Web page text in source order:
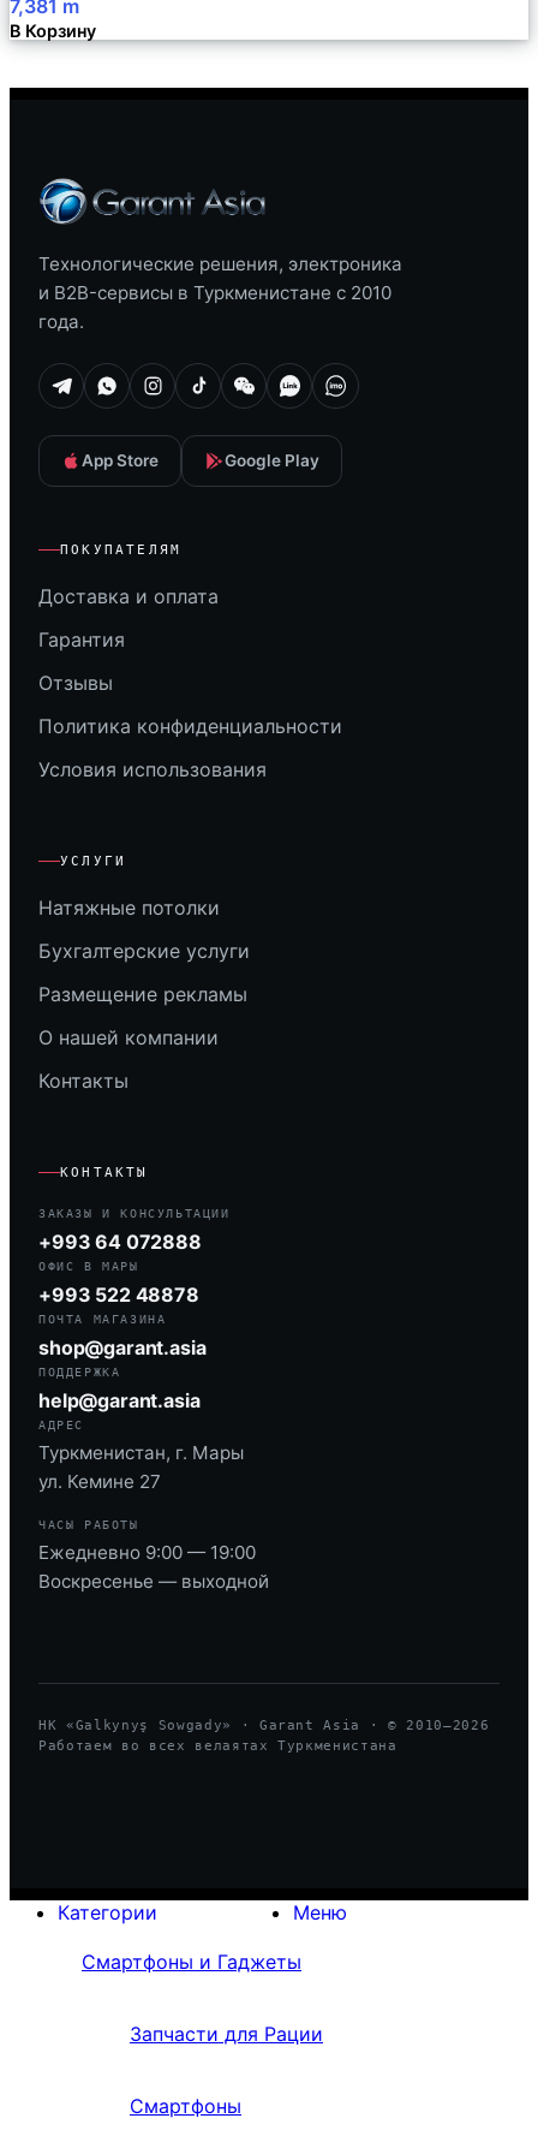
7,381 m
В Корзину
Технологические решения, электроника
и B2B-сервисы в Туркменистане с 2010
года.
App Store Google Play
ПОКУПАТЕЛЯМ
Доставка и оплата
Гарантия
Отзывы
Политика конфиденциальности
Условия использования
УСЛУГИ
Натяжные потолки
Бухгалтерские услуги
Размещение рекламы
О нашей компании
Контакты
КОНТАКТЫ
ЗАКАЗЫ И КОНСУЛЬТАЦИИ
+993 64 072888
ОФИС В МАРЫ
+993 522 48878
ПОЧТА МАГАЗИНА
shop@garant.asia
ПОДДЕРЖКА
help@garant.asia
АДРЕС
Туркменистан, г. Мары
ул. Кемине 27
ЧАСЫ РАБОТЫ
Ежедневно 9:00 — 19:00
Воскресенье — выходной
HK «Galkynyş Sowgady» · Garant Asia · © 2010—2026
Работаем во всех велаятах Туркменистана
Меню
Категории
Смартфоны и Гаджеты
Запчасти для Рации
Смартфоны